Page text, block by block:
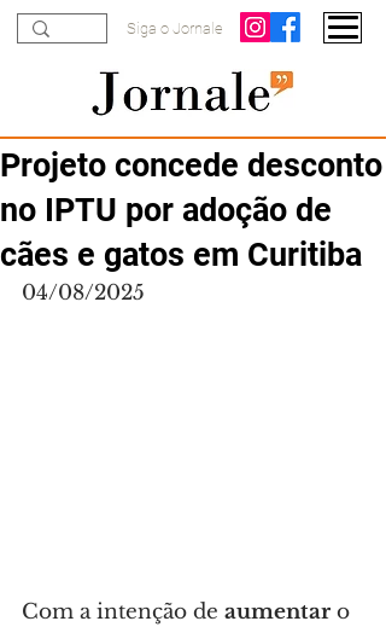
Siga o Jornale
Projeto concede desconto
no IPTU por adoção de
cães e gatos em Curitiba
04/08/2025
Com a intenção de aumentar o